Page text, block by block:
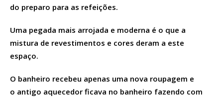
do preparo para as refeições.
Uma pegada mais arrojada e moderna é o que a
mistura de revestimentos e cores deram a este
espaço.
O banheiro recebeu apenas uma nova roupagem e
o antigo aquecedor ficava no banheiro fazendo com